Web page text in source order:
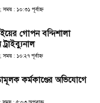
: ১০:৩১ পূর্বাহ্ণ
গোপন বন্দিশালা
ট্রাইব্যুনাল
: ১০:২৭ পূর্বাহ্ণ
কর্মকাণ্ডের অভিযোগে